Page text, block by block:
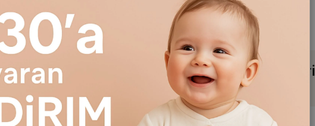
Önlüğü
Kategorinin En Popüler Ürünleri